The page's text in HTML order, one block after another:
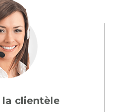
la clientèle